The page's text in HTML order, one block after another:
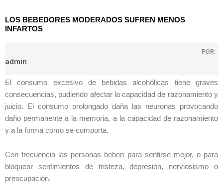
LOS BEBEDORES MODERADOS SUFREN MENOS
INFARTOS
POR:
admin
El consumo excesivo de bebidas alcohólicas tiene graves
consecuencias, pudiendo afectar la capacidad de razonamiento y
juicio. El consumo prolongado daña las neuronas provocando
daño permanente a la memoria, a la capacidad de razonamiento
y a la forma como se comporta.
Con frecuencia las personas beben para sentirse mejor, o para
bloquear sentimientos de tristeza, depresión, nerviosismo o
preocupación.